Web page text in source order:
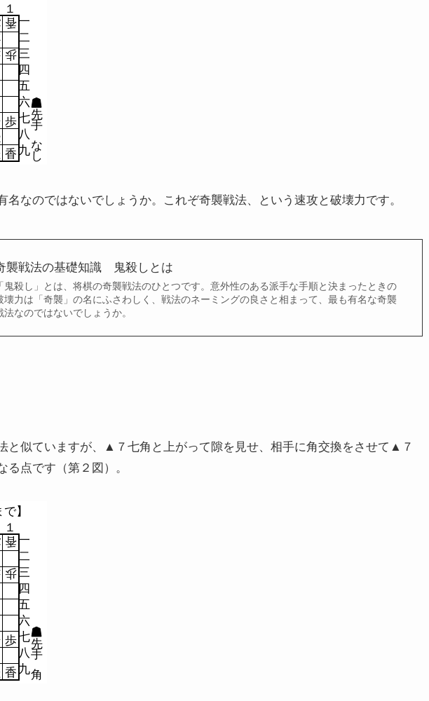
一
二
三
四
五
六
七
八
１
九
香
歩
歩
香 し
な
手
先
なのではないでしょうか。これぞ奇襲戦法、という速攻と破壊力です。
襲戦法の基礎知識 鬼殺しとは
「鬼殺し」とは、将棋の奇襲戦法のひとつです。意外性のある派手な手順と決まったときの
壊力は「奇襲」の名にふさわしく、戦法のネーミングの良さと相まって、最も有名な奇襲
法なのではないでしょうか。
と似ていますが、▲７七角と上がって隙を見せ、相手に角交換をさせて▲７
点です（第２図）。
】
一
二
三
四
五
六
七
八
１
九
香
歩
歩
香 角
手
先